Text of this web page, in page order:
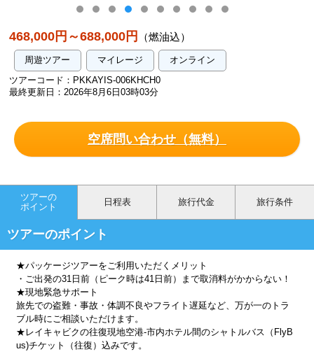
468,000円～688,000円 （燃油込）
周遊ツアー マイレージ
オンライン
ツアーコード：PKKAYIS-006KHCH0
最終更新日：2026年8月6日03時03分
空席問い合わせ（無料）
ツアーの
ポイント
日程表 旅行代金 旅行条件
ツアーのポイント
★パッケージツアーをご利用いただくメリット
・ご出発の31日前（ピーク時は41日前）まで取消料がかからない！
★現地緊急サポート
旅先での盗難・事故・体調不良やフライト遅延など、万が一のトラ
ブル時にご相談いただけます。
★レイキャビクの往復現地空港-市内ホテル間のシャトルバス（FlyB
us)チケット（往復）込みです。